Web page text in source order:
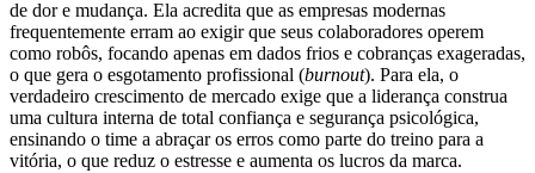
de dor e mudança. Ela acredita que as empresas modernas
frequentemente erram ao exigir que seus colaboradores operem
como robôs, focando apenas em dados frios e cobranças exageradas,
o que gera o esgotamento profissional (burnout). Para ela, o
verdadeiro crescimento de mercado exige que a liderança construa
uma cultura interna de total confiança e segurança psicológica,
ensinando o time a abraçar os erros como parte do treino para a
vitória, o que reduz o estresse e aumenta os lucros da marca.